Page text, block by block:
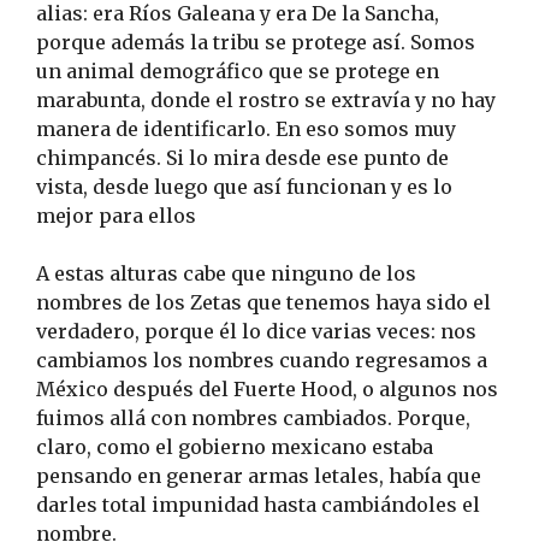
alias: era Ríos Galeana y era De la Sancha,
porque además la tribu se protege así. Somos
un animal demográfico que se protege en
marabunta, donde el rostro se extravía y no hay
manera de identificarlo. En eso somos muy
chimpancés. Si lo mira desde ese punto de
vista, desde luego que así funcionan y es lo
mejor para ellos
A estas alturas cabe que ninguno de los
nombres de los Zetas que tenemos haya sido el
verdadero, porque él lo dice varias veces: nos
cambiamos los nombres cuando regresamos a
México después del Fuerte Hood, o algunos nos
fuimos allá con nombres cambiados. Porque,
claro, como el gobierno mexicano estaba
pensando en generar armas letales, había que
darles total impunidad hasta cambiándoles el
nombre.